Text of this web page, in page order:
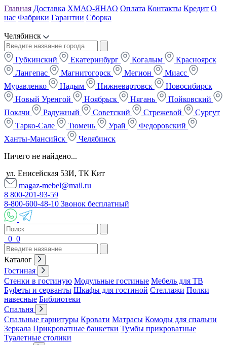
Главная Доставка ХМАО-ЯНАО Оплата Контакты Кредит О
нас Фабрики Гарантии Сборка
Челябинск
Губкинский Екатеринбург Когалым
Красноярск
Лангепас
Магнитогорск Мегион
Миасс
Муравленко
Надым Нижневартовск
Новосибирск
Новый Уренгой
Ноябрьск Нягань
Пойковский
Покачи
Радужный Советский Стрежевой
Сургут
Тарко-Сале
Тюмень Урай
Федоровский
Ханты-Мансийск
Челябинск
Ничего не найдено...
ул. Енисейская 53И, ТК Кит
magaz-mebel@mail.ru
8 800-201-93-59
8-800-600-48-10 Звонок бесплатный
0 0
Каталог
Гостиная
Стенки в гостиную Модульные гостиные Мебель для ТВ
Буфеты и серванты Шкафы для гостиной Стеллажи Полки
навесные Библиотеки
Спальня
Спальные гарнитуры Кровати Матрасы Комоды для спальни
Зеркала Прикроватные банкетки Тумбы прикроватные
Туалетные столики